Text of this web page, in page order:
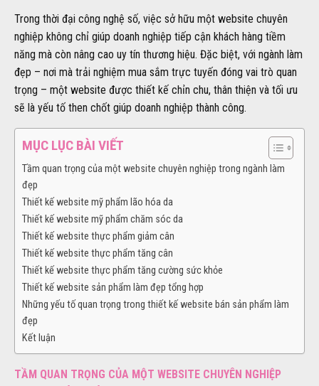
Trong thời đại công nghệ số, việc sở hữu một website chuyên
nghiệp không chỉ giúp doanh nghiệp tiếp cận khách hàng tiềm
năng mà còn nâng cao uy tín thương hiệu. Đặc biệt, với ngành làm
đẹp – nơi mà trải nghiệm mua sắm trực tuyến đóng vai trò quan
trọng – một website được thiết kế chỉn chu, thân thiện và tối ưu
sẽ là yếu tố then chốt giúp doanh nghiệp thành công.
MỤC LỤC BÀI VIẾT
Tầm quan trọng của một website chuyên nghiệp trong ngành làm
đẹp
Thiết kế website mỹ phẩm lão hóa da
Thiết kế website mỹ phẩm chăm sóc da
Thiết kế website thực phẩm giảm cân
Thiết kế website thực phẩm tăng cân
Thiết kế website thực phẩm tăng cường sức khỏe
Thiết kế website sản phẩm làm đẹp tổng hợp
Những yếu tố quan trọng trong thiết kế website bán sản phẩm làm
đẹp
Kết luận
TẦM QUAN TRỌNG CỦA MỘT WEBSITE CHUYÊN NGHIỆP